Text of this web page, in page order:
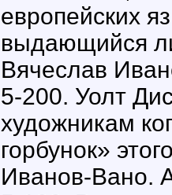
европейских
выдающийся
Вячеслав
5-200. Уолт
художникам
горбунок»
Иванов-Вано.